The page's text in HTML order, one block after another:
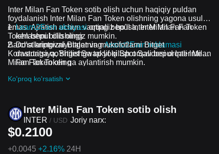
Inter Milan Fan Token sotib olish uchun haqiqiy puldan
foydalanish Inter Milan Fan Token olishning yagona usuli
emas. Ajratish uchun vaqtingiz bo'lsa, Inter Milan Fan
Token bepul olishingiz mumkin.
Learn2Earn aksiyasiorqali bepul Inter Milan Fan Token
ishlashni bilib oling
Do'stlaringizni BitgetningAssist2Earn reklamasi
dasturiga qo'shilishga taklif qilish orqali bepul Inter Milan
Fan Token oling
guruhiga qo'shilish orqali Inter Milan Fan Token ta
Barcha kriptovalyutalar va mukofotlarni Bitget
Konvertatsiya, Bitget Swap yoki Spot Savdosi orqali Inter
Milan Fan Token ga aylantirish mumkin.
Ko'proq ko'rsatish
Inter Milan Fan Token sotib olish
INTER / USD Joriy narx:
$0.2100
+0.0045 +2.16% 24H